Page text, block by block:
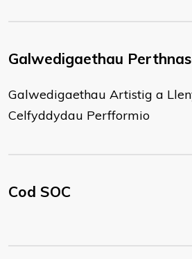
Galwedigaethau
Galwedigaethau Artistig a
Celfyddydau Perfformio
Cod SOC